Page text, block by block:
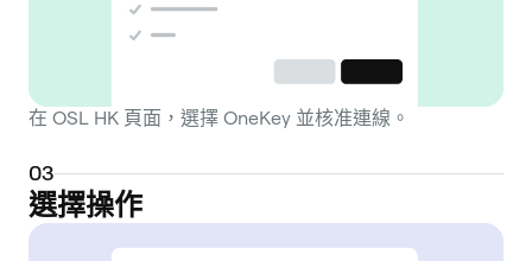
在 OSL HK 頁面，選擇 OneKey 並核准連線。
03
選擇操作